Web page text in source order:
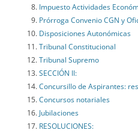
Impuesto Actividades
Prórroga Convenio CGN y
Disposiciones Autonómicas
Tribunal Constitucional
Tribunal Supremo
SECCIÓN II:
Concursillo de Aspirantes:
Concursos notariales
Jubilaciones
RESOLUCIONES: